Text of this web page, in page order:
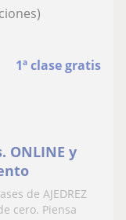
1ª clase gratis
ONLINE y
de AJEDREZ
cero. Piensa